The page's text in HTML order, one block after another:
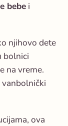
bebe i
njihovo dete
bolnici
na vreme.
vanbolnički
ova